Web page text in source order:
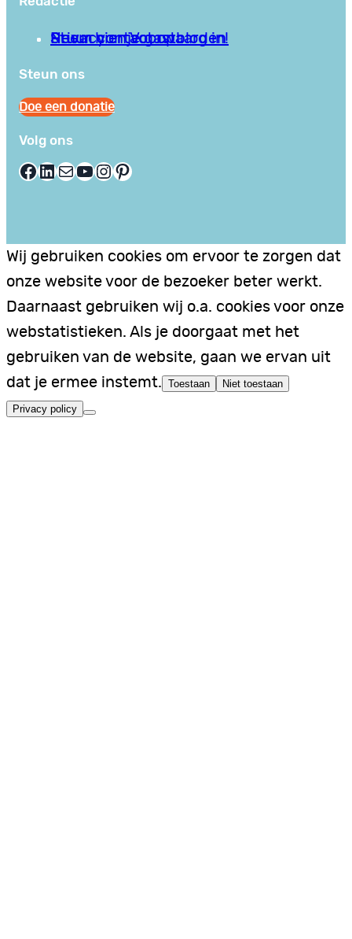
Privacy en Voorwaarden
Stuur hier je gastblog in!
Neem contact op
Steun ons
Doe een donatie
Volg ons
Facebook LinkedIn E-mail YouTube InstagramPinterest
Wij gebruiken cookies om ervoor te zorgen dat
onze website voor de bezoeker beter werkt.
Daarnaast gebruiken wij o.a. cookies voor onze
webstatistieken. Als je doorgaat met het
gebruiken van de website, gaan we ervan uit
dat je ermee instemt. Toestaan Niet toestaan
Privacy policy